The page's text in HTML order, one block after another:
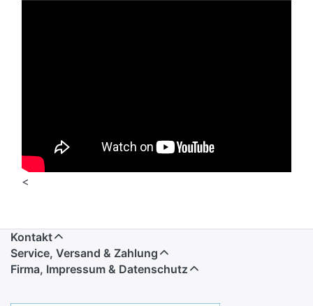
<
Kontakt
Service, Versand & Zahlung
Firma, Impressum & Datenschutz